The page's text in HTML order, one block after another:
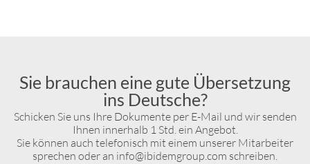
Sie brauchen eine gute Übersetzung
ins Deutsche?
Schicken Sie uns Ihre Dokumente per E-Mail und wir senden
Ihnen innerhalb 1 Std. ein Angebot.
Sie können auch telefonisch mit einem unserer Mitarbeiter
sprechen oder an info@ibidemgroup.com schreiben.